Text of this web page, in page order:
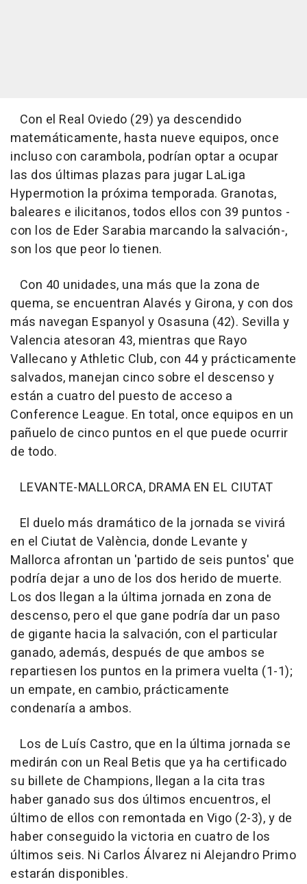
Con el Real Oviedo (29) ya descendido
matemáticamente, hasta nueve equipos, once
incluso con carambola, podrían optar a ocupar
las dos últimas plazas para jugar LaLiga
Hypermotion la próxima temporada. Granotas,
baleares e ilicitanos, todos ellos con 39 puntos -
con los de Eder Sarabia marcando la salvación-,
son los que peor lo tienen.
Con 40 unidades, una más que la zona de
quema, se encuentran Alavés y Girona, y con dos
más navegan Espanyol y Osasuna (42). Sevilla y
Valencia atesoran 43, mientras que Rayo
Vallecano y Athletic Club, con 44 y prácticamente
salvados, manejan cinco sobre el descenso y
están a cuatro del puesto de acceso a
Conference League. En total, once equipos en un
pañuelo de cinco puntos en el que puede ocurrir
de todo.
LEVANTE-MALLORCA, DRAMA EN EL CIUTAT
El duelo más dramático de la jornada se vivirá
en el Ciutat de València, donde Levante y
Mallorca afrontan un 'partido de seis puntos' que
podría dejar a uno de los dos herido de muerte.
Los dos llegan a la última jornada en zona de
descenso, pero el que gane podría dar un paso
de gigante hacia la salvación, con el particular
ganado, además, después de que ambos se
repartiesen los puntos en la primera vuelta (1-1);
un empate, en cambio, prácticamente
condenaría a ambos.
Los de Luís Castro, que en la última jornada se
medirán con un Real Betis que ya ha certificado
su billete de Champions, llegan a la cita tras
haber ganado sus dos últimos encuentros, el
último de ellos con remontada en Vigo (2-3), y de
haber conseguido la victoria en cuatro de los
últimos seis. Ni Carlos Álvarez ni Alejandro Primo
estarán disponibles.